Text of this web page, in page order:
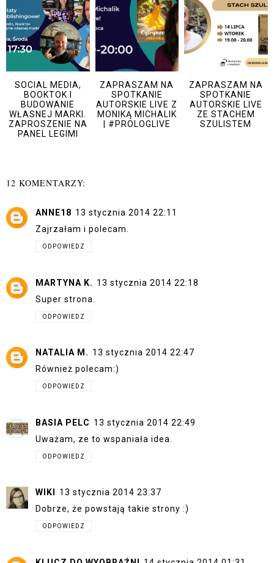
SOCIAL MEDIA,
BOOKTOK I
BUDOWANIE
WŁASNEJ MARKI.
ZAPROSZENIE NA
PANEL LEGIMI
ZAPRASZAM NA
SPOTKANIE
AUTORSKIE LIVE Z
MONIKĄ MICHALIK
| #PROLOGLIVE
ZAPRASZAM NA
SPOTKANIE
AUTORSKIE LIVE
ZE STACHEM
SZULISTEM
12 KOMENTARZY:
ANNE18 13 stycznia 2014 22:11
Zajrzałam i polecam.
ODPOWIEDZ
MARTYNA K. 13 stycznia 2014 22:18
Super strona.
ODPOWIEDZ
NATALIA M. 13 stycznia 2014 22:47
Również polecam:)
ODPOWIEDZ
BASIA PELC 13 stycznia 2014 22:49
Uważam, ze to wspaniała idea.
ODPOWIEDZ
WIKI
13 stycznia 2014 23:37
Dobrze, że powstają takie strony :)
ODPOWIEDZ